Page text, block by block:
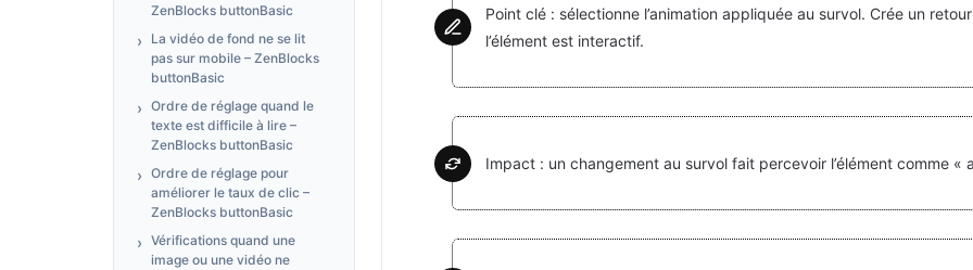
ZenBlocks buttonBasic
La vidéo de fond ne se lit
pas sur mobile – ZenBlocks
buttonBasic
Ordre de réglage quand le
texte est difficile à lire –
ZenBlocks buttonBasic
Ordre de réglage pour
améliorer le taux de clic –
ZenBlocks buttonBasic
Vérifications quand une
image ou une vidéo ne
Point clé : sélectionne l’animation appliquée au survol. Crée un
l’élément est interactif.
Impact : un changement au survol fait percevoir l’élément comme «